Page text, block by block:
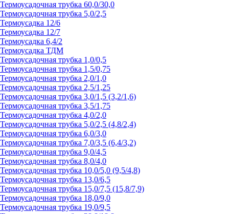
Термоусадочная трубка 60,0/30,0
Термоусадочная трубка 5,0/2,5
Термоусадка 12/6
Термоусадка 12/7
Термоусадка 6,4/2
Термоусадка ТДМ
Термоусадочная трубка 1,0/0,5
Термоусадочная трубка 1,5/0,75
Термоусадочная трубка 2,0/1,0
Термоусадочная трубка 2,5/1,25
Термоусадочная трубка 3,0/1,5 (3,2/1,6)
Термоусадочная трубка 3,5/1,75
Термоусадочная трубка 4,0/2,0
Термоусадочная трубка 5,0/2,5 (4,8/2,4)
Термоусадочная трубка 6,0/3,0
Термоусадочная трубка 7,0/3,5 (6,4/3,2)
Термоусадочная трубка 9,0/4,5
Термоусадочная трубка 8,0/4,0
Термоусадочная трубка 10,0/5,0 (9,5/4,8)
Термоусадочная трубка 13,0/6,5
Термоусадочная трубка 15,0/7,5 (15,8/7,9)
Термоусадочная трубка 18,0/9,0
Термоусадочная трубка 19,0/9,5